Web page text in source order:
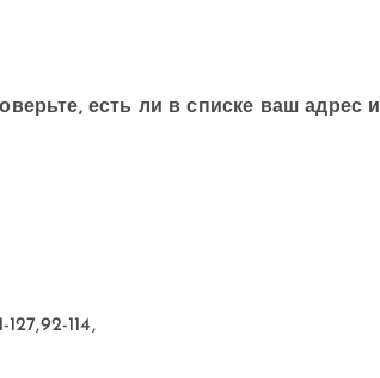
есть ли в списке ваш адрес и
114,